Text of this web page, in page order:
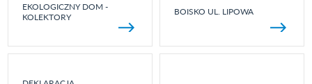
EKOLOGICZNY DOM -
KOLEKTORY
BOISKO UL. LIPOWA